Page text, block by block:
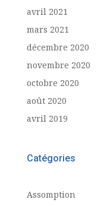
avril 2021
mars 2021
décembre 2020
novembre 2020
octobre 2020
août 2020
avril 2019
Catégories
Assomption